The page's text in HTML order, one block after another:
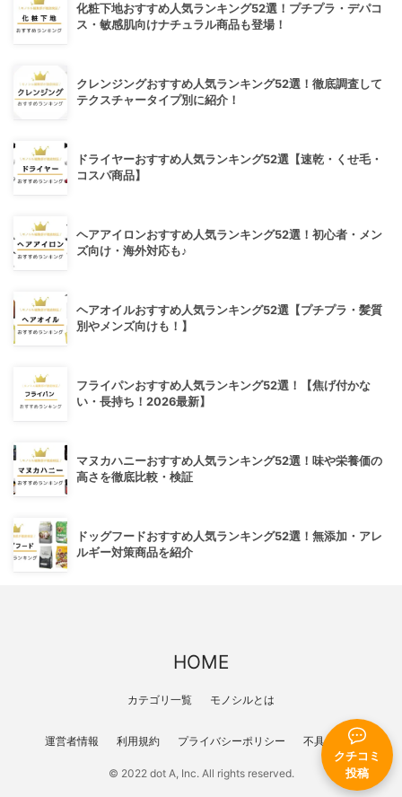
クチコミ
投稿
化粧下地おすすめ人気ランキング52選！プチプラ・デパコ
ス・敏感肌向けナチュラル商品も登場！
クレンジングおすすめ人気ランキング52選！徹底調査して
テクスチャータイプ別に紹介！
ドライヤーおすすめ人気ランキング52選【速乾・くせ毛・
コスパ商品】
ヘアアイロンおすすめ人気ランキング52選！初心者・メン
ズ向け・海外対応も♪
ヘアオイルおすすめ人気ランキング52選【プチプラ・髪質
別やメンズ向けも！】
フライパンおすすめ人気ランキング52選！【焦げ付かな
い・長持ち！2026最新】
マヌカハニーおすすめ人気ランキング52選！味や栄養価の
高さを徹底比較・検証
ドッグフードおすすめ人気ランキング52選！無添加・アレ
ルギー対策商品を紹介
HOME
カテゴリ一覧 モノシルとは
運営者情報 利用規約 プライバシーポリシー 不具合報告
© 2022 dot A, Inc. All rights reserved.